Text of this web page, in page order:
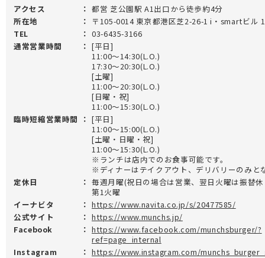
アクセス ： 都営 芝公園駅 A1出口から徒歩約4分
所在地
：
〒105-0014 東京都港区芝2-26-1 i・smartビル
TEL
： 03-6435-3166
通常営業時間
： [平日]
11:00～14:30(L.O.)
17:30～20:30(L.O.)
[土曜]
11:00～20:30(L.O.)
[日曜・祝]
11:00～15:30(L.O.)
臨時短縮営業時間
： [平日]
11:00～15:00(L.O.)
[土曜・日曜・祝]
11:00～15:30(L.O.)
※ランチは店内でのお食事可能です。
※ディナーはテイクアウト、デリバリーのみと
定休日
： 毎週月曜(祝日の場合は営業、翌日火曜は振替
第1火曜
イーナビタ
： https://www.navita.co.jp/s/20477585/
公式サイト
： https://www.munchs.jp/
Facebook
： https://www.facebook.com/munchsburger/?
ref=page_internal
Instagram
： https://www.instagram.com/